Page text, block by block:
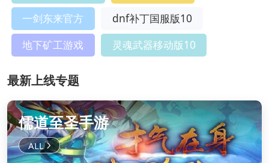
一剑东来官方
dnf补丁国服版10
地下矿工游戏
灵魂武器移动版10
最新上线专题
儒道至圣手游